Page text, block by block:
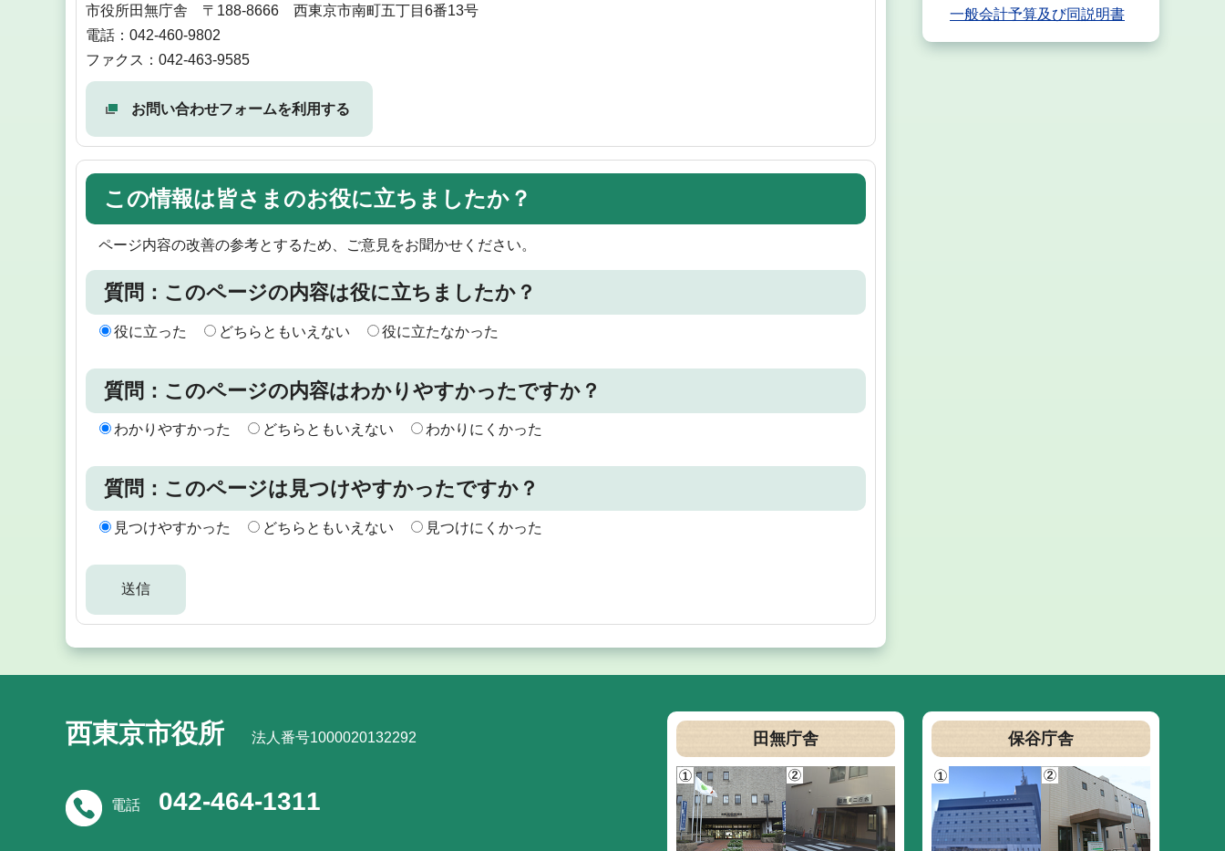
市役所田無庁舎 〒188-8666 西東京市南町五丁目6番13号
電話：042-460-9802
ファクス：042-463-9585
お問い合わせフォームを利用する
この情報は皆さまのお役に立ちましたか？
ページ内容の改善の参考とするため、ご意見をお聞かせください。
質問：このページの内容は役に立ちましたか？
役に立った どちらともいえない 役に立たなかった
質問：このページの内容はわかりやすかったですか？
わかりやすかった どちらともいえない わかりにくかった
質問：このページは見つけやすかったですか？
見つけやすかった どちらともいえない 見つけにくかった
一般会計予算及び同説明書
西東京市役所 法人番号1000020132292
電話 042-464-1311
田無庁舎 保谷庁舎